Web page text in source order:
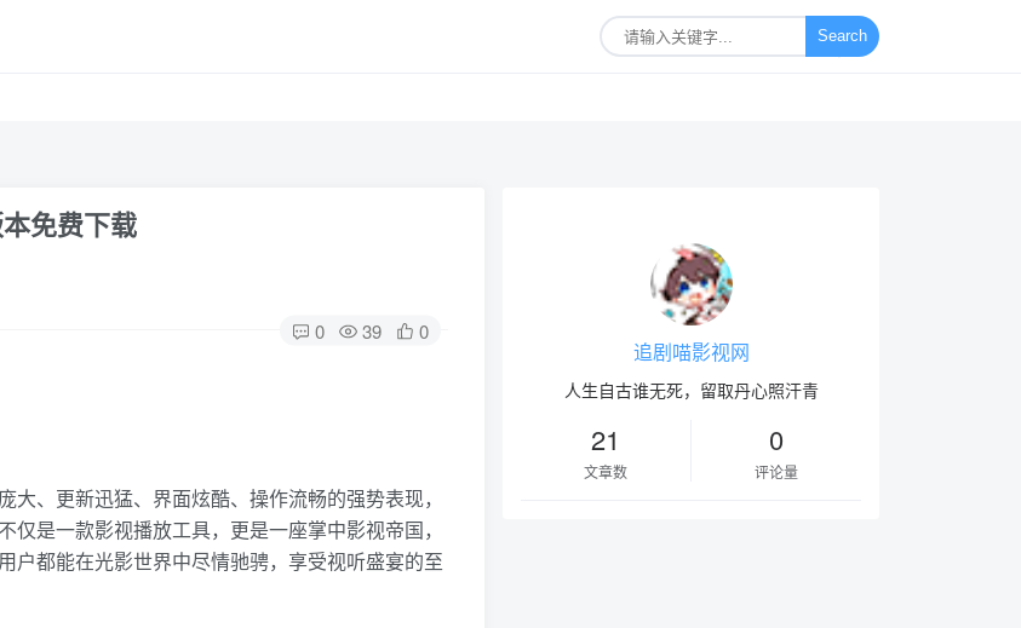
Search
免费下载
0 39 0
、更新迅猛、界面炫酷、操作流畅的强势表现，
是一款影视播放工具，更是一座掌中影视帝国，
户都能在光影世界中尽情驰骋，享受视听盛宴的至
追剧喵影视网
人生自古谁无死，留取丹心照汗青
21
文章数
0
评论量